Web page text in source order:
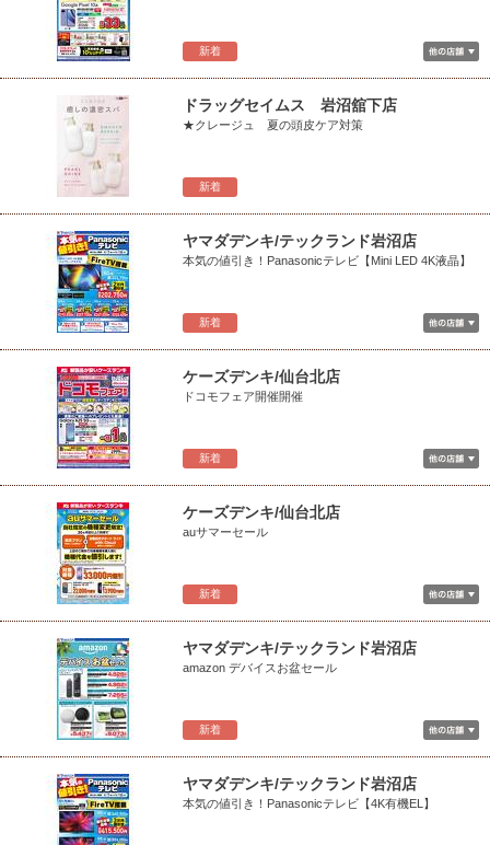
新着
新着
ドラッグセイムス 岩沼舘下店
★クレージュ 夏の頭皮ケア対策
新着
ヤマダデンキ/テックランド岩沼店
本気の値引き！Panasonicテレビ【Mini LED 4K液晶】
新着
ケーズデンキ/仙台北店
ドコモフェア開催開催
新着
ケーズデンキ/仙台北店
auサマーセール
新着
ヤマダデンキ/テックランド岩沼店
amazon デバイスお盆セール
ヤマダデンキ/テックランド岩沼店
本気の値引き！Panasonicテレビ【4K有機EL】